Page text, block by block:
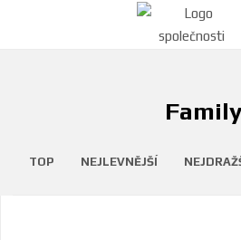
Family
TOP NEJLEVNĚJŠÍ